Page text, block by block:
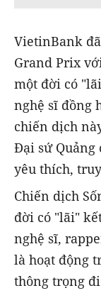
VietinBank
Grand Prix
một đời có
nghệ sĩ đồng
chiến dịch
Đại sứ Quảng
yêu thích,
Chiến dịch
đời có "lãi"
nghệ sĩ,
là hoạt động
thông trọng